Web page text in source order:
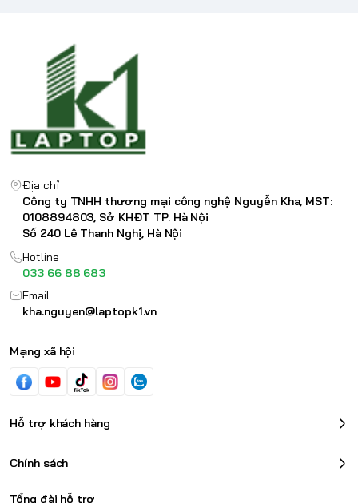
Địa chỉ
Công ty TNHH thương mại công nghệ Nguyễn Kha, MST:
0108894803, Sở KHĐT TP. Hà Nội
Số 240 Lê Thanh Nghị, Hà Nội
Hotline
033 66 88 683
Email
kha.nguyen@laptopk1.vn
Mạng xã hội
Hỗ trợ khách hàng
Chính sách
Tổng đài hỗ trợ